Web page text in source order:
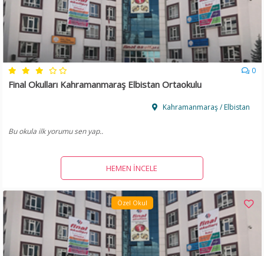
0
Final Okulları Kahramanmaraş Elbistan Ortaokulu
Kahramanmaraş / Elbistan
Bu okula ilk yorumu sen yap..
HEMEN İNCELE
Özel Okul